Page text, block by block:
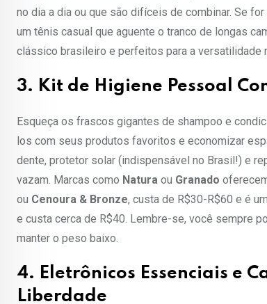
no dia a dia ou que são difíceis de combinar. Se
um tênis casual que aguente o tranco de longas
clássico brasileiro e perfeitos para a versatilidade
3. Kit de Higiene Pessoal
Esqueça os frascos gigantes de shampoo e
los com seus produtos favoritos e economizar
dente, protetor solar (indispensável no Brasil!) e
vazam. Marcas como Natura ou Granado
ou Cenoura & Bronze, custa de R$30-R$60 e é
e custa cerca de R$40. Lembre-se, você sempre
manter o peso baixo.
4. Eletrônicos Essenciais e
Liberdade